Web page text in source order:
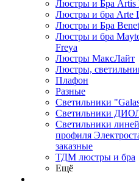
Люстры и Бра Artis
Люстры и бра Arte
Люстры и Бра
Люстры и бра
Freya
Люстры МаксЛайт
Люстры,
Плафон
Разные
Светильники
Светильники
Светильники
профиля
заказные
ТДМ люстры и бра
Ещё